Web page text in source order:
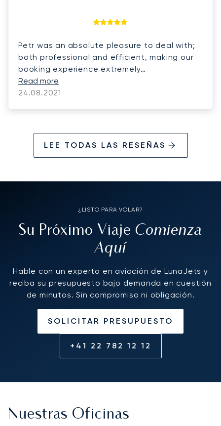
Petr was an absolute pleasure to deal with;
both professional and efficient, making our
booking experience extremely
straightforward.
Read more
24.08.2021
LEE TODAS LAS RESEÑAS
¿LISTO PARA VOLAR?
Su Próximo Viaje Comienza
Aquí
Hable con un experto en aviación de LunaJets y
reciba su presupuesto bajo demanda en cuestión
de minutos. Sin compromiso ni obligación.
SOLICITAR PRESUPUESTO
+41 22 782 12 12
Nuestras Oficinas